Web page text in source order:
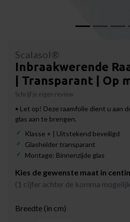
Scalasol®
Inbraakwerende
| Transparant | Op
Schrijf je eigen review
• Let op! Deze raamfolie dient u aan
glas aan te brengen.
Klasse + | Uitstekend beveiligd
Glashelder transparant
Montage: Binnenzijde glas
Kies de gewenste maat in
(1 cijfer achter de komma
Breedte (in cm)